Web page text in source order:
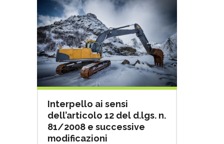
Interpello ai sensi
dell’articolo 12 del d.lgs. n.
81/2008 e successive
modificazioni